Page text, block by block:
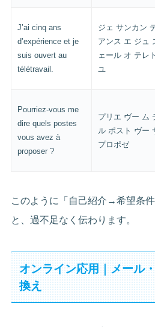
J’ai cinq ans
d’expérience et je
suis ouvert au
télétravail.
ジェ サンカン
アンス エ ジュ
ェール オ テレ
ユ
Pourriez-vous me
dire quels postes
vous avez à
proposer ?
プリエ ヴー ム
ル ポスト ヴー
プロポゼ
このように「自己紹介→希望条
と、過不足なく伝わります。
オンライン応用｜メール
換え